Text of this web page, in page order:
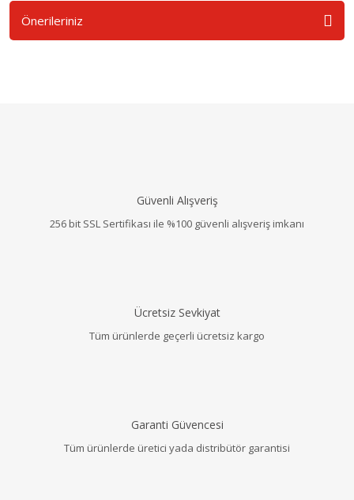
Önerileriniz
Güvenli Alışveriş
256 bit SSL Sertifikası ile %100 güvenli alışveriş imkanı
Ücretsiz Sevkiyat
Tüm ürünlerde geçerli ücretsiz kargo
Garanti Güvencesi
Tüm ürünlerde üretici yada distribütör garantisi